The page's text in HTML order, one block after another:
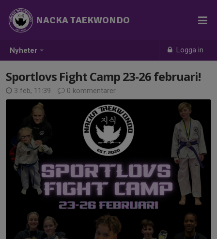
Nyheter Logga in
NACKA TAEKWONDO
Sportlovs Fight Camp 23-26 februari!
3 feb, 11:39 0 kommentarer